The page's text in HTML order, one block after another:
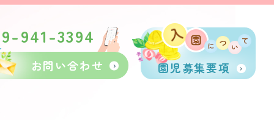
941-3394
お問い合わせ 園児募集要項